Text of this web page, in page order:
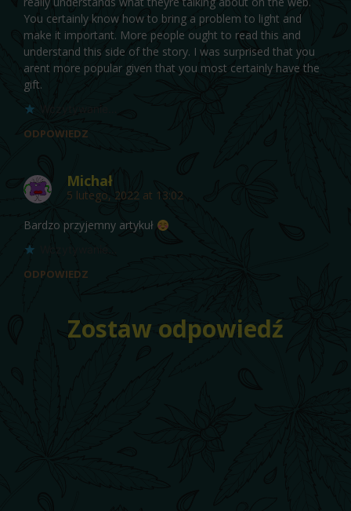
You certainly know how to bring a problem to light and
make it important. More people ought to read this and
understand this side of the story. I was surprised that you
arent more popular given that you most certainly have the
gift.
ODPOWIEDZ
Michał
5 lutego, 2022 at 13:02
Bardzo przyjemny artykuł
ODPOWIEDZ
Zostaw odpowiedź